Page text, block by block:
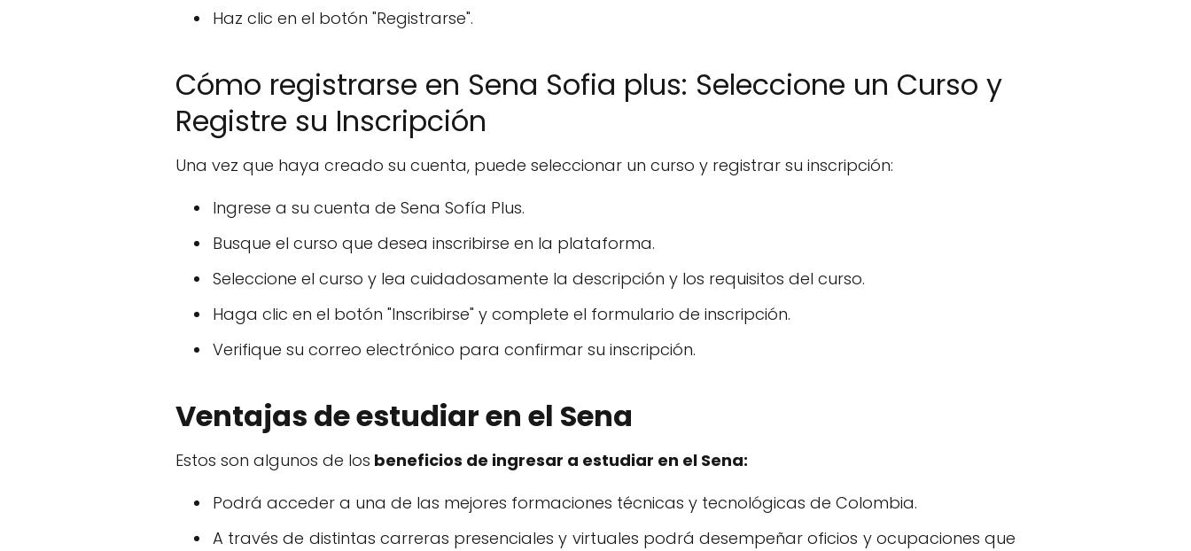
Haz clic en el botón "Registrarse".
Cómo registrarse en Sena Sofia plus: Seleccione un Curso y
Registre su Inscripción
Una vez que haya creado su cuenta, puede seleccionar un curso y registrar su inscripción:
Ingrese a su cuenta de Sena Sofía Plus.
Busque el curso que desea inscribirse en la plataforma.
Seleccione el curso y lea cuidadosamente la descripción y los requisitos del curso.
Haga clic en el botón "Inscribirse" y complete el formulario de inscripción.
Verifique su correo electrónico para confirmar su inscripción.
Ventajas de estudiar en el Sena
Estos son algunos de los beneficios de ingresar a estudiar en el Sena:
Podrá acceder a una de las mejores formaciones técnicas y tecnológicas de Colombia.
A través de distintas carreras presenciales y virtuales podrá desempeñar oficios y ocupaciones que